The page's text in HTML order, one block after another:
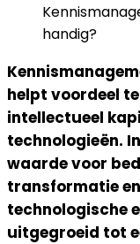
handig?
helpt voordeel
intellectueel
technologieën.
waarde voor
transformatie
technologische
uitgegroeid tot